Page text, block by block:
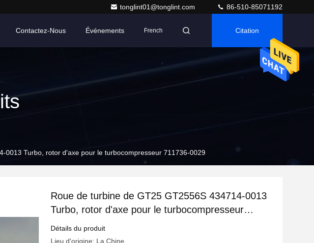
tonglint01@tonglint.com 86-510-85071192
Contactez-Nous Événements French Citation
0013 Turbo, rotor d'axe pour le turbocompresseur 711736-0029
Roue de turbine de GT25 GT2556S 434714-0013
Turbo, rotor d'axe pour le turbocompresseur
711736-0029
Détails du produit
Lieu d'origine: La Chine